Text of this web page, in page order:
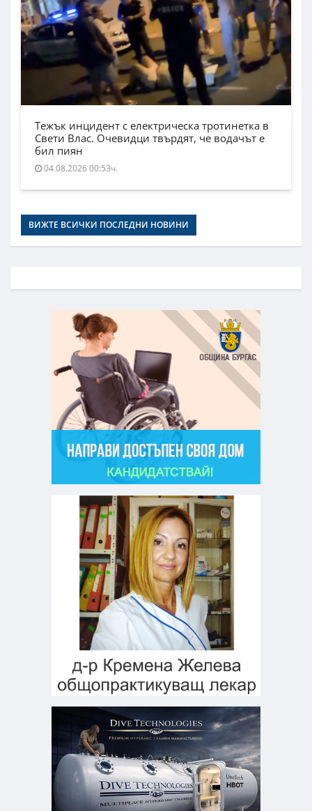
Тежък инцидент с електрическа тротинетка в
Свети Влас. Очевидци твърдят, че водачът е
бил пиян
04.08.2026 00:53ч.
ВИЖТЕ ВСИЧКИ ПОСЛЕДНИ НОВИНИ